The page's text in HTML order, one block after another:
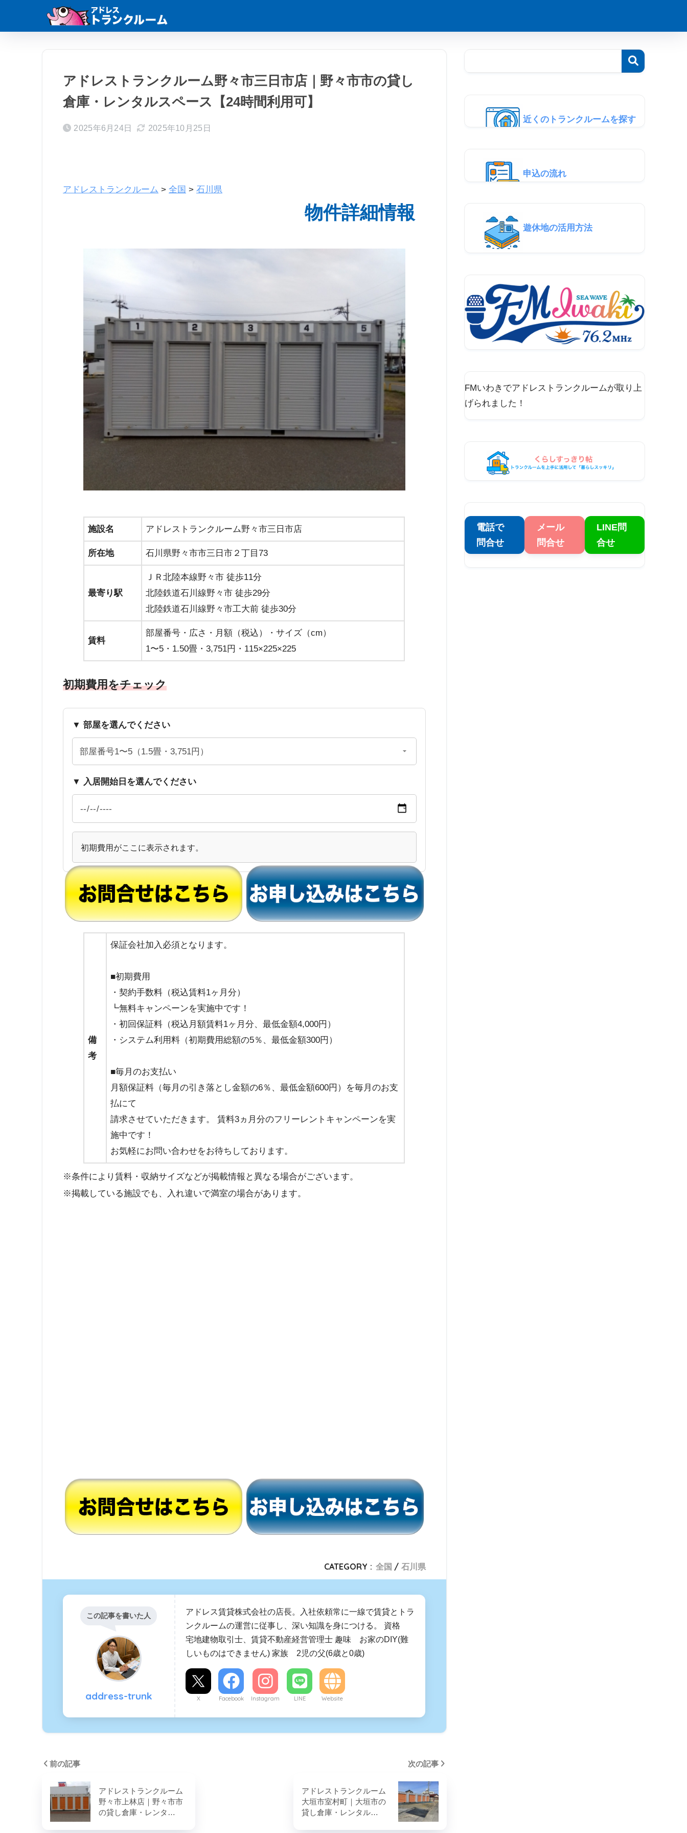
アドレストランクルーム野々市三日市店｜野々市市の貸し
倉庫・レンタルスペース【24時間利用可】
2025年6月24日 2025年10月25日
アドレストランクルーム > 全国 > 石川県
物件詳細情報
施設名 アドレストランクルーム野々市三日市店
所在地 石川県野々市市三日市２丁目73
最寄り駅
ＪＲ北陸本線野々市 徒歩11分
北陸鉄道石川線野々市 徒歩29分
北陸鉄道石川線野々市工大前 徒歩30分
賃料
部屋番号・広さ・月額（税込）・サイズ（cm）
1〜5・1.50畳・3,751円・115×225×225
初期費用をチェック
▼ 部屋を選んでください
▼ 入居開始日を選んでください
初期費用がここに表示されます。
備
考
保証会社加入必須となります。
■初期費用
・契約手数料（税込賃料1ヶ月分）
┗無料キャンペーンを実施中です！
・初回保証料（税込月額賃料1ヶ月分、最低金額4,000円）
・システム利用料（初期費用総額の5％、最低金額300円）
■毎月のお支払い
月額保証料（毎月の引き落とし金額の6％、最低金額600円）を毎月のお支
払にて
請求させていただきます。 賃料3ヵ月分のフリーレントキャンペーンを実
施中です！
お気軽にお問い合わせをお待ちしております。
※条件により賃料・収納サイズなどが掲載情報と異なる場合がございます。
※掲載している施設でも、入れ違いで満室の場合があります。
CATEGORY : 全国 石川県
この記事を書いた人
address-trunk
アドレス賃貸株式会社の店長。入社依頼常に一線で賃貸とトラ
ンクルームの運営に従事し、深い知識を身につける。 資格
宅地建物取引士、賃貸不動産経営管理士 趣味 お家のDIY(難
しいものはできません) 家族 2児の父(6歳と0歳)
X Facebook Instagram LINE Website
前の記事
アドレストランクルーム
野々市上林店｜野々市市
の貸し倉庫・レンタ…
次の記事
アドレストランクルーム
大垣市室村町｜大垣市の
貸し倉庫・レンタル…
近くのトランクルームを探す
申込の流れ
遊休地の活用方法
FMいわきでアドレストランクルームが取り上
げられました！
電話で
問合せ
メール
問合せ
LINE問
合せ